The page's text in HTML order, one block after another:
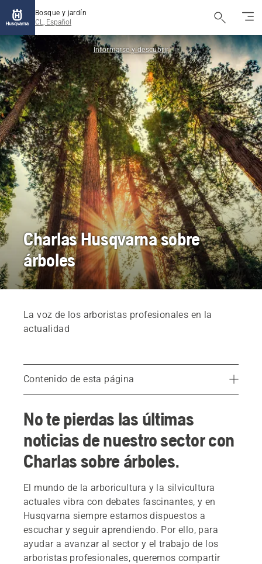
Bosque y jardín
CL, Español
Informarse y descubrir
Charlas Husqvarna sobre
árboles
La voz de los arboristas profesionales en la
actualidad
Contenido de esta página
Eficiencia en los trabajos de arboricultura
Arboricultura urbana sostenible
Fomentando una nueva actitud
No te pierdas las últimas
noticias de nuestro sector con
Charlas sobre árboles.
El mundo de la arboricultura y la silvicultura
actuales vibra con debates fascinantes, y en
Husqvarna siempre estamos dispuestos a
escuchar y seguir aprendiendo. Por ello, para
ayudar a avanzar al sector y el trabajo de los
arboristas profesionales, queremos compartir